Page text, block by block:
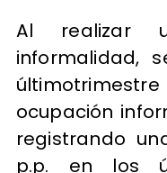
Al realizar
informalidad,
ocupación
registrando
p.p. en los